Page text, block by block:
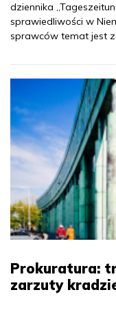
dziennika
sprawiedliwości w
sprawców temat jest
Prokuratura:
zarzuty